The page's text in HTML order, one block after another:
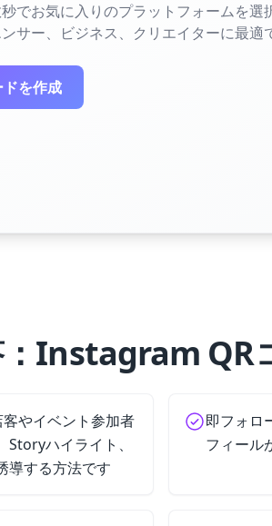
でお気に入りのプラットフォームを
サー、ビジネス、クリエイターに最適
を作成
Instagram QR
やイベント参加者
ハイライト、
導する方法です
即フォロ
フィール